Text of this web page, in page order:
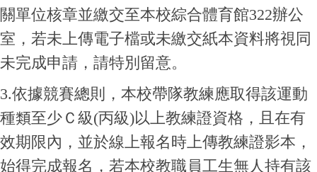
關單位核章並繳交至本校綜合體育館322辦公
室，若未上傳電子檔或未繳交紙本資料將視同
未完成申請，請特別留意。
3.依據競賽總則，本校帶隊教練應取得該運動
種類至少Ｃ級(丙級)以上教練證資格，且在有
效期限內，並於線上報名時上傳教練證影本，
始得完成報名，若本校教職員工生無人持有該